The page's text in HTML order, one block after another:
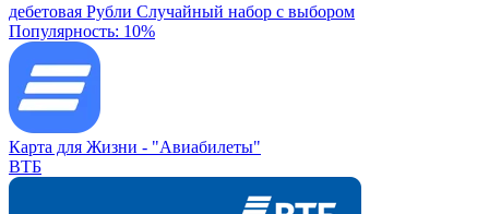
дебетовая Рубли Случайный набор с выбором
Популярность: 10%
Карта для Жизни - "Авиабилеты"
ВТБ